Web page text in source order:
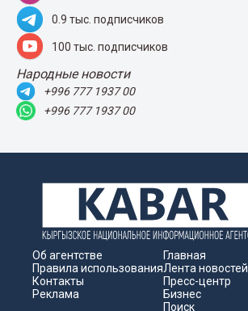
0.9 тыс. подписчиков
100 тыс. подписчиков
Народные новости
+996 777 1937 00
+996 777 1937 00
Об агентстве
Правила использования
Контакты
Реклама
Главная
Лента новостей
Пресс-центр
Бизнес
Поиск